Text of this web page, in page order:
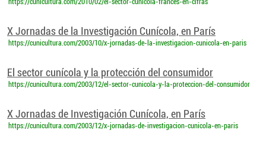
https://cunicultura.com/2010/02/el-sector-cunicola-frances-en-cifras
X Jornadas de la Investigación Cunícola, en París
https://cunicultura.com/2003/10/x-jornadas-de-la-investigacion-cunicola-en-paris
El sector cunícola y la protección del consumidor
https://cunicultura.com/2003/12/el-sector-cunicola-y-la-proteccion-del-consumidor
X Jornadas de Investigación Cunícola, en París
https://cunicultura.com/2003/12/x-jornadas-de-investigacion-cunicola-en-paris